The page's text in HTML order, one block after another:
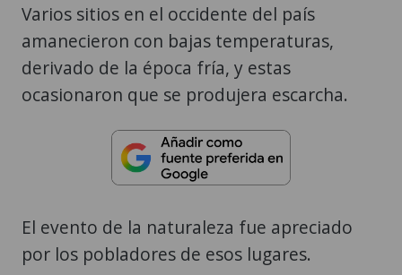
Varios sitios en el occidente del país
amanecieron con bajas temperaturas,
derivado de la época fría, y estas
ocasionaron que se produjera escarcha.
El evento de la naturaleza fue apreciado
por los pobladores de esos lugares.